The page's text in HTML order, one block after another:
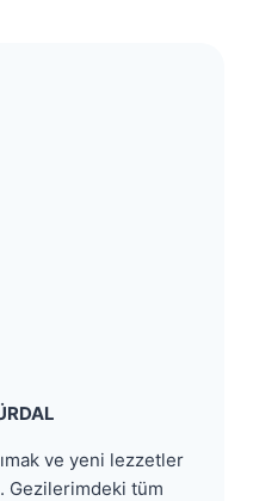
ve yeni lezzetler
Gezilerimdeki tüm